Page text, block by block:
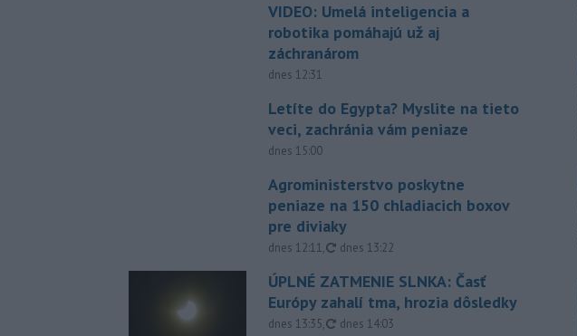
VIDEO: Umelá inteligencia a
robotika pomáhajú už aj
záchranárom
dnes 12:31
Letíte do Egypta? Myslite na tieto
veci, zachránia vám peniaze
dnes 15:00
Agroministerstvo poskytne
peniaze na 150 chladiacich boxov
pre diviaky
dnes 12:11, aktualizované
dnes 13:22
ÚPLNÉ ZATMENIE SLNKA: Časť
Európy zahalí tma, hrozia dôsledky
dnes 13:35, aktualizované
dnes 14:03